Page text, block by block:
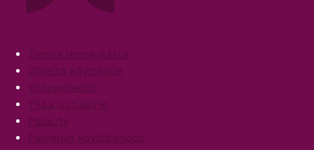
FooterTietoa Innokylästä
Ohjeita käyttäjille
Yhteystiedot
Tilaa uutiskirje
Palaute
Palvelun käyttöehdot